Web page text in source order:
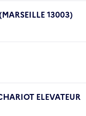
13003)
ELEVATEUR